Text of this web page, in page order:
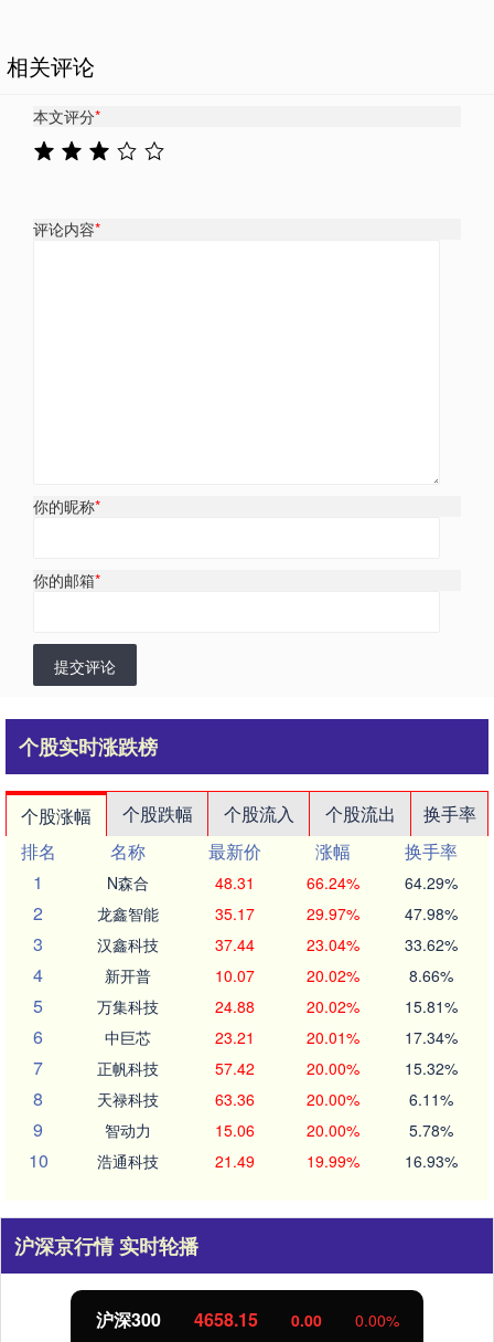
相关评论
本文评分*
评论内容*
你的昵称*
你的邮箱*
提交评论
个股实时涨跌榜
个股涨幅 个股跌幅 个股流入 个股流出
换手率
排名
名称 最新价 涨幅
换手率
1
N森合 48.31 66.24% 64.29%
2 龙鑫智能 35.17 29.97% 47.98%
3 汉鑫科技 37.44 23.04% 33.62%
4 新开普 10.07 20.02% 8.66%
5 万集科技 24.88 20.02% 15.81%
6 中巨芯 23.21 20.01% 17.34%
7 正帆科技 57.42 20.00% 15.32%
8 天禄科技 63.36 20.00% 6.11%
9 智动力 15.06 20.00% 5.78%
10 浩通科技 21.49 19.99% 16.93%
沪深京行情 实时轮播
沪深300 4658.15 0.00 0.00%